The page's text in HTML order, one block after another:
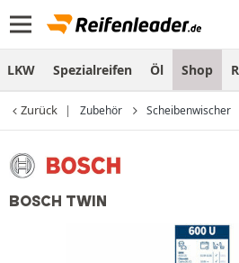
LKW Spezialreifen Öl Shop
Zurück Zubehör Scheibenwischer
BOSCH TWIN